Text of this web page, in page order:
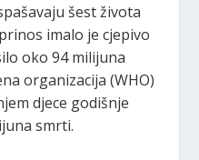
šest života
imalo je cjepivo
oko 94 milijuna
organizacija (WHO)
djece godišnje
smrti.